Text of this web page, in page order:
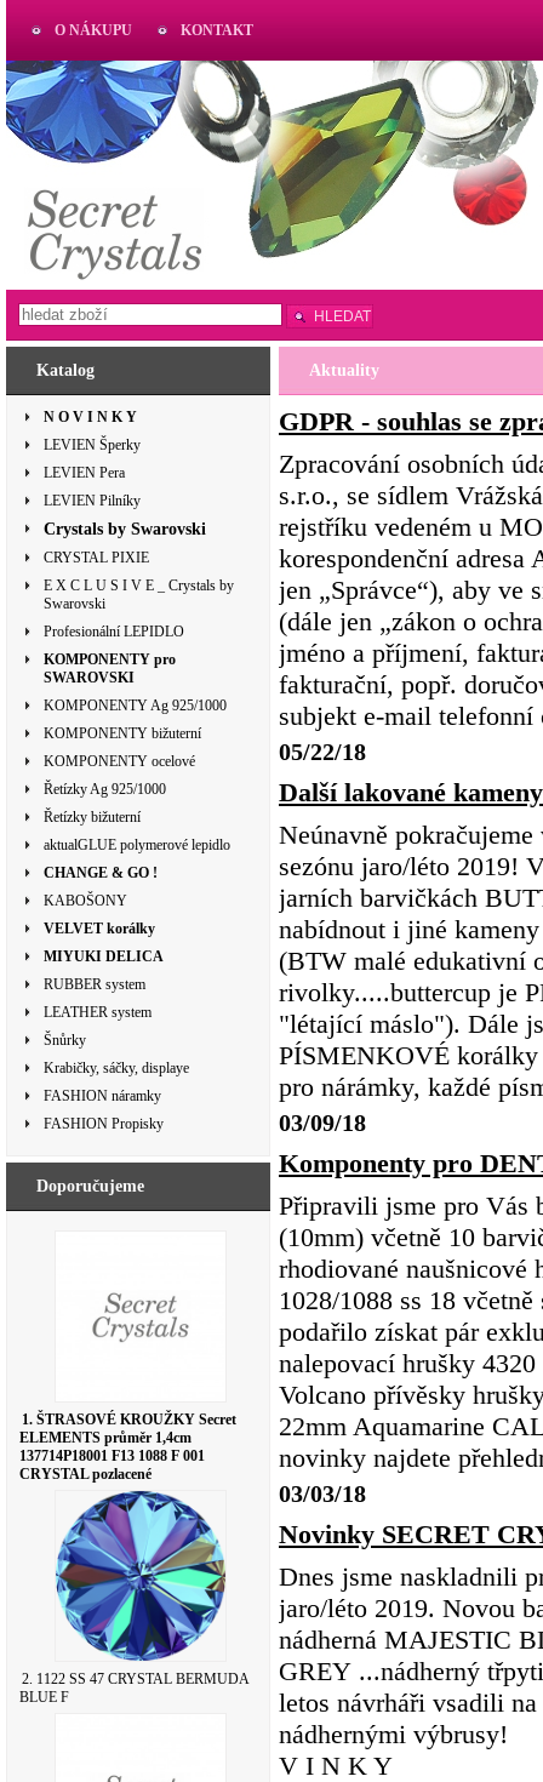
Katalog
N O V I N K Y
LEVIEN Šperky
LEVIEN Pera
LEVIEN Pilníky
Crystals by Swarovski
CRYSTAL PIXIE
E X C L U S I V E _ Crystals by
Swarovski
Profesionální LEPIDLO
KOMPONENTY pro
SWAROVSKI
KOMPONENTY Ag 925/1000
KOMPONENTY bižuterní
KOMPONENTY ocelové
Řetízky Ag 925/1000
Řetízky bižuterní
aktualGLUE polymerové lepidlo
CHANGE & GO !
KABOŠONY
VELVET korálky
MIYUKI DELICA
RUBBER system
LEATHER system
Šnůrky
Krabičky, sáčky, displaye
FASHION náramky
FASHION Propisky
Doporučujeme
1. ŠTRASOVÉ KROUŽKY Secret
ELEMENTS průměr 1,4cm
137714P18001 F13 1088 F 001
CRYSTAL pozlacené
2. 1122 SS 47 CRYSTAL BERMUDA
BLUE F
Aktuality
GDPR - souhlas se
Zpracování osobních
s.r.o., se sídlem
rejstříku vedeném u
korespondenční
jen „Správce“), aby ve
(dále jen „zákon o
jméno a příjmení,
fakturační, popř.
subjekt e-mail
05/22/18
Další lakované
Neúnavně
sezónu jaro/léto 2019!
jarních barvičkách
nabídnout i jiné
(BTW malé edukativní
rivolky.....buttercup je
"létající máslo"). Dále
PÍSMENKOVÉ korálky
pro nárámky, každé
03/09/18
Komponenty pro
Připravili jsme pro Vás
(10mm) včetně 10
rhodiované naušnicové
1028/1088 ss 18
podařilo získat pár
nalepovací hrušky
Volcano přívěsky
22mm Aquamarine
novinky najdete
03/03/18
Novinky SECRET
Dnes jsme naskladnili
jaro/léto 2019. Novou
nádherná MAJESTIC
GREY ...nádherný
letos návrháři vsadili
nádhernými výbrusy!
V I N K Y
O NÁKUPU KONTAKT
AKTUAL
www.aktual-koralky.cz
HLEDAT